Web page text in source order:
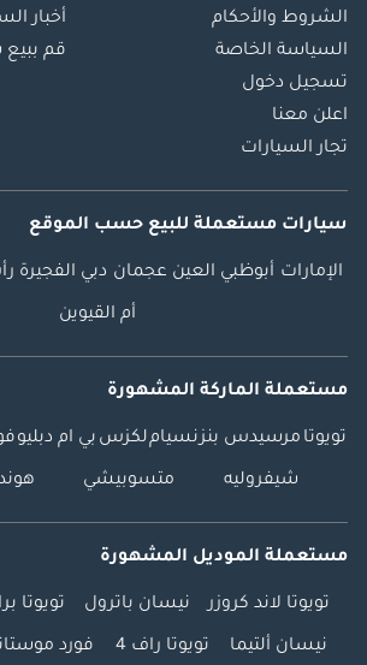
الشروط والأحكام
السياسة الخاصة
تسجيل دخول
اعلن معنا
تجار السيارات
أخبار
قم ببيع
سيارات مستعملة للبيع حسب الموقع
الإمارات أبوظبي العين عجمان دبي الفجيرة
أم القيوين
مستعملة الماركة المشهورة
تويوتا مرسيدس بنزنسياملكزس بي ام دبليو
شيفروليه متسوبيشي
مستعملة الموديل المشهورة
تويوتا لاند كروزر نيسان باترول تويوتا
نيسان ألتيما تويوتا راف 4 فورد